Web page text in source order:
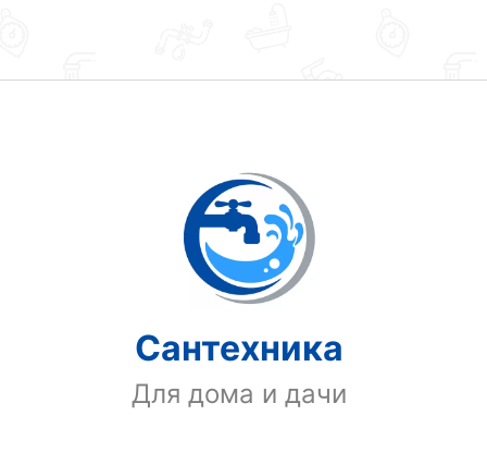
Сантехника
Для дома и дачи